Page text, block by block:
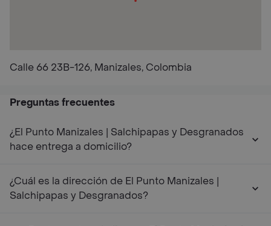
Calle 66 23B-126, Manizales, Colombia
Preguntas frecuentes
¿El Punto Manizales | Salchipapas y Desgranados
hace entrega a domicilio?
¿Cuál es la dirección de El Punto Manizales |
Salchipapas y Desgranados?